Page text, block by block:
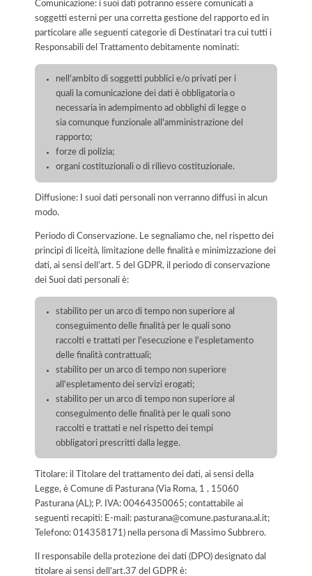
Comunicazione: i suoi dati potranno essere comunicati a
soggetti esterni per una corretta gestione del rapporto ed in
particolare alle seguenti categorie di Destinatari tra cui tutti i
Responsabili del Trattamento debitamente nominati:
nell'ambito di soggetti pubblici e/o privati per i
quali la comunicazione dei dati è obbligatoria o
necessaria in adempimento ad obblighi di legge o
sia comunque funzionale all'amministrazione del
rapporto;
forze di polizia;
organi costituzionali o di rilievo costituzionale.
Diffusione: I suoi dati personali non verranno diffusi in alcun
modo.
Periodo di Conservazione. Le segnaliamo che, nel rispetto dei
principi di liceità, limitazione delle finalità e minimizzazione dei
dati, ai sensi dell’art. 5 del GDPR, il periodo di conservazione
dei Suoi dati personali è:
stabilito per un arco di tempo non superiore al
conseguimento delle finalità per le quali sono
raccolti e trattati per l'esecuzione e l'espletamento
delle finalità contrattuali;
stabilito per un arco di tempo non superiore
all'espletamento dei servizi erogati;
stabilito per un arco di tempo non superiore al
conseguimento delle finalità per le quali sono
raccolti e trattati e nel rispetto dei tempi
obbligatori prescritti dalla legge.
Titolare: il Titolare del trattamento dei dati, ai sensi della
Legge, è Comune di Pasturana (Via Roma, 1 , 15060
Pasturana (AL); P. IVA: 00464350065; contattabile ai
seguenti recapiti: E-mail: pasturana@comune.pasturana.al.it;
Telefono: 014358171) nella persona di Massimo Subbrero.
Il responsabile della protezione dei dati (DPO) designato dal
titolare ai sensi dell'art.37 del GDPR è: